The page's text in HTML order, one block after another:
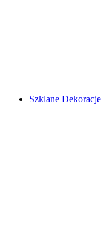
Szklane Dekoracje